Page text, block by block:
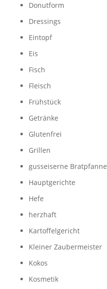
Donutform
Dressings
Eintopf
Eis
Fisch
Fleisch
Frühstück
Getränke
Glutenfrei
Grillen
gusseiserne Bratpfanne
Hauptgerichte
Hefe
herzhaft
Kartoffelgericht
Kleiner Zaubermeister
Kokos
Kosmetik